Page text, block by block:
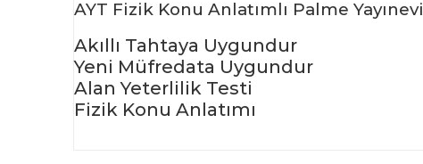
AYT Fizik Konu Anlatımlı Palme Yayınevi
Akıllı Tahtaya Uygundur
Yeni Müfredata Uygundur
Alan Yeterlilik Testi
Fizik Konu Anlatımı